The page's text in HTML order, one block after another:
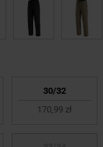
30/32
170,99 zł